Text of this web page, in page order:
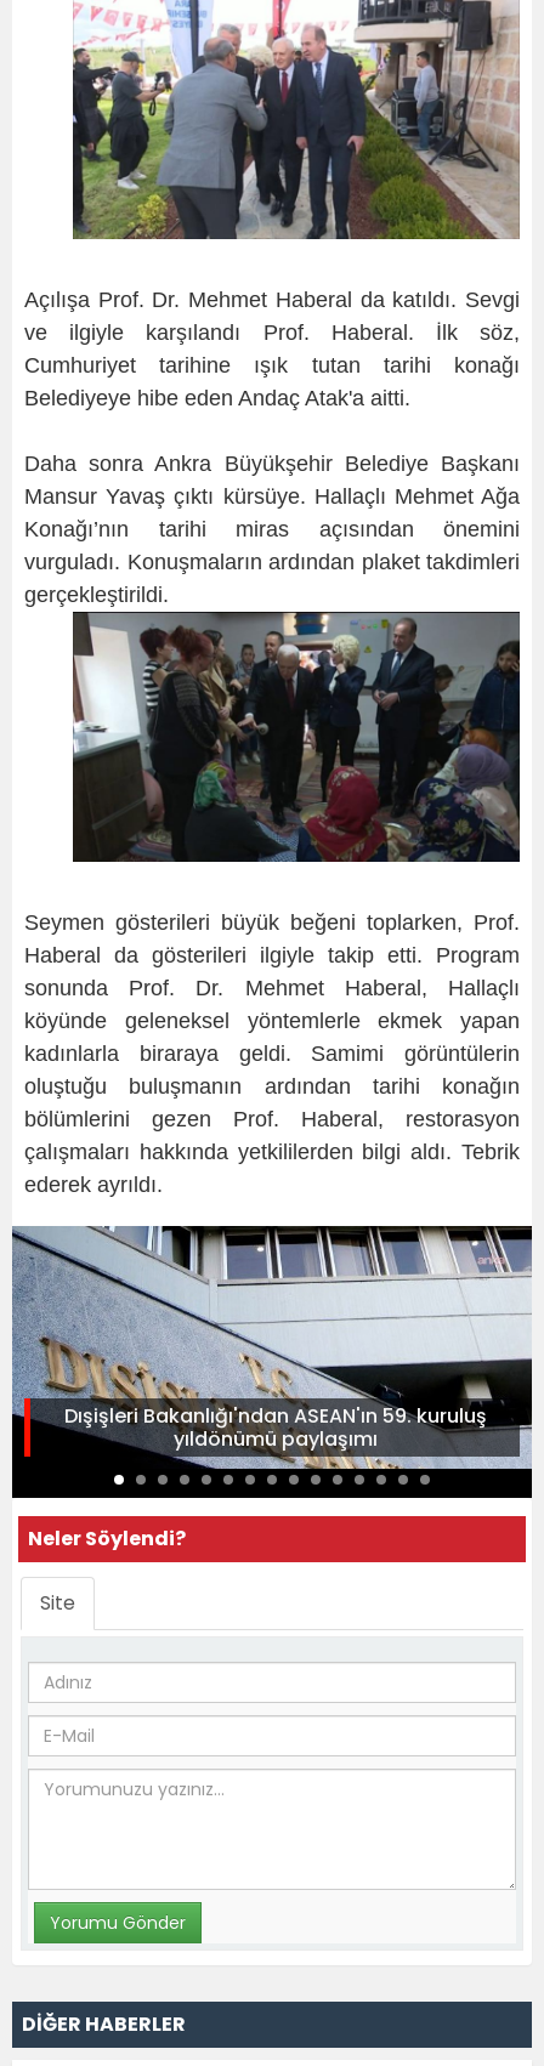
Açılışa Prof. Dr. Mehmet Haberal da katıldı. Sevgi
ve ilgiyle karşılandı Prof. Haberal. İlk söz,
Cumhuriyet tarihine ışık tutan tarihi konağı
Belediyeye hibe eden Andaç Atak'a aitti.
Daha sonra Ankra Büyükşehir Belediye Başkanı
Mansur Yavaş çıktı kürsüye. Hallaçlı Mehmet Ağa
Konağı’nın tarihi miras açısından önemini
vurguladı. Konuşmaların ardından plaket takdimleri
gerçekleştirildi.
Seymen gösterileri büyük beğeni toplarken, Prof.
Haberal da gösterileri ilgiyle takip etti. Program
sonunda Prof. Dr. Mehmet Haberal, Hallaçlı
köyünde geleneksel yöntemlerle ekmek yapan
kadınlarla biraraya geldi. Samimi görüntülerin
oluştuğu buluşmanın ardından tarihi konağın
bölümlerini gezen Prof. Haberal, restorasyon
çalışmaları hakkında yetkililerden bilgi aldı. Tebrik
ederek ayrıldı.
Dışişleri Bakanlığı'ndan ASEAN'ın 59. kuruluş
yıldönümü paylaşımı
Neler Söylendi?
Site
DİĞER HABERLER